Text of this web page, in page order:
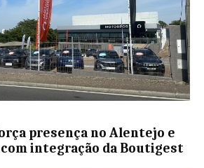
presença no Alentejo e
integração da Boutigest